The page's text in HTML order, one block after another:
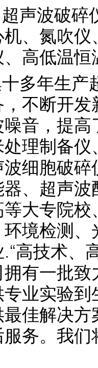
波破碎
、氮吹
高低温恒
年生产
不断开
音，提
理制备
细胞破
、超声
大专院
境检测
高技术、
有一批
业实验
佳解决
务。我